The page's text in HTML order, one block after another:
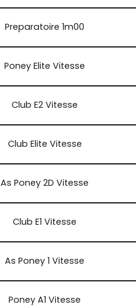
Preparatoire 1m00
Poney Elite Vitesse
Club E2 Vitesse
Club Elite Vitesse
As Poney 2D Vitesse
Club E1 Vitesse
As Poney 1 Vitesse
Poney A1 Vitesse